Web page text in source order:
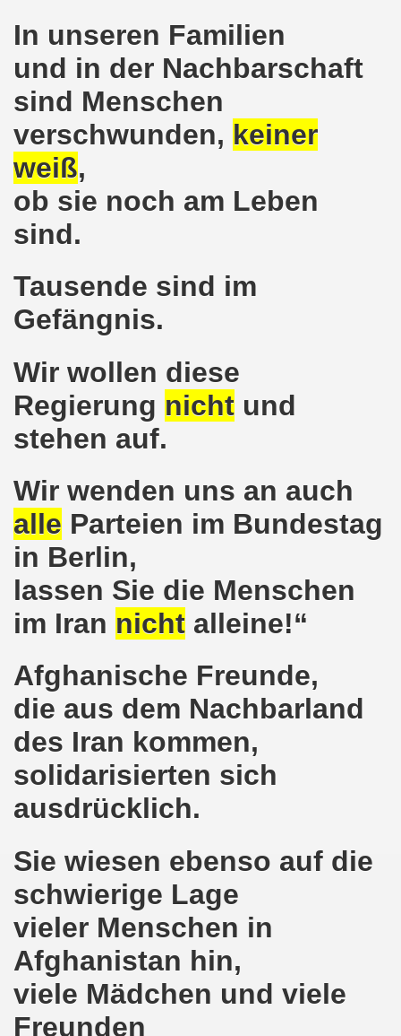
In unseren Familien
und in der Nachbarschaft
sind Menschen
verschwunden, keiner
weiß,
ob sie noch am Leben
sind.
Tausende sind im
Gefängnis.
Wir wollen diese
Regierung nicht und
stehen auf.
Wir wenden uns an auch
alle Parteien im Bundestag
in Berlin,
lassen Sie die Menschen
im Iran nicht alleine!“
Afghanische Freunde,
die aus dem Nachbarland
des Iran kommen,
solidarisierten sich
ausdrücklich.
Sie wiesen ebenso auf die
schwierige Lage
vieler Menschen in
Afghanistan hin,
viele Mädchen und viele
Freunden
Bewegung am 08.03.2021 im Zeichen des
Montagsdemo-Bewegung am 08. März
bei Eiseskälte gegen die katastrophale Flüchtlings-
Montagsdemo-Bewegung am 15. Februar 2021
Montagsdemo-Bewegung am 11. Januar 2021
Bewegung am 23.11.2020 zum heißen Eisen Corona
Bewegung am 02.11.2020 - auf der Straße gegen das
Montagsdemo-Bewegung am 02. November 2020
auf die Bevölkerung! Beschäftigte und Arbeitslose
Brennpunkte am 14.09.2020: Wahlauswertung - Lage
Bewegung am 14.09.2020 mit breiter Themenpalette
ich (Thomas Kistermann) zur Kommunalwahl für das
und dadurch wurde bis zum heutigen Zeitpunkt im
Bewegung - Jubiläum am 10.08.2020
im Kampf um Arbeitsplätze und auch im Kampf
Bewegung reiht sich ein am 08.06.2020 in weltweite
und die einzigartige Show-Einlage von dir aus dem
Bewegung am 08.06.2020 im Zeichen der Solidarität
am 25.05.2020: Jetzt erst RECHT die
am 25.05.2020 - Corona-Gerecht und
- Berichte aus erster Hand am 11.05.2020
Krisenlasten auf Arbeiter, auf Erwerbslose, auf